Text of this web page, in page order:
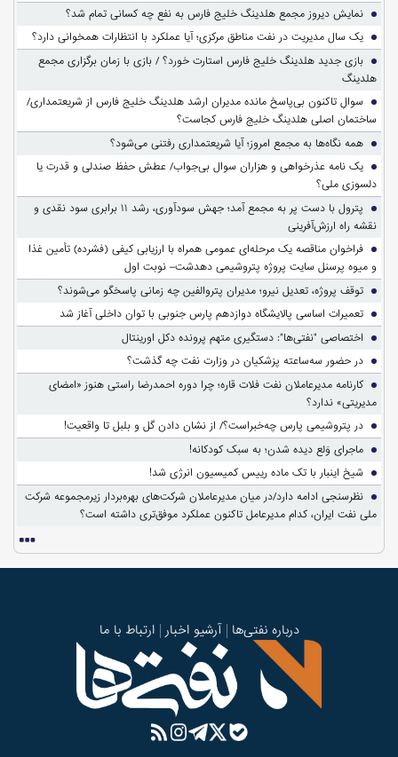
نمایش دیروز مجمع هلدینگ خلیج فارس به نفع چه کسانی تمام شد؟
یک سال مدیریت در نفت مناطق مرکزی؛ آیا عملکرد با انتظارات همخوانی دارد؟
بازی جدید هلدینگ خلیج فارس استارت خورد؟ / بازی با زمان برگزاری مجمع
هلدینگ
سوالِ تاکنون بی‌پاسخ مانده مدیران ارشد هلدینگ خلیج فارس از شریعتمداری/
ساختمان اصلی هلدینگ خلیج فارس کجاست؟
همه نگاه‌ها به مجمع امروز؛ آیا شریعتمداری رفتنی می‌شود؟
یک نامه عذرخواهی و هزاران سوال بی‌جواب/ عطش حفظ صندلی و قدرت یا
دلسوزی ملی؟
پترول با دست پر به مجمع آمد؛ جهش سودآوری، رشد ۱۱ برابری سود نقدی و
نقشه راه ارزش‌آفرینی
فراخوان مناقصه یک مرحله‌ای عمومی همراه با ارزیابی کیفی (فشرده) تأمین غذا
و میوه پرسنل سایت پروژه پتروشیمی دهدشت– نوبت اول
توقف پروژه، تعدیل نیرو؛ مدیران پتروالفین چه زمانی پاسخگو می‌شوند؟
تعمیرات اساسی پالایشگاه دوازدهم پارس جنوبی با توان داخلی آغاز شد
اختصاصی "نفتی‌ها": دستگیری متهم پرونده دکل اورینتال
در حضور سه‌ساعته پزشکیان در وزارت نفت چه گذشت؟
کارنامه مدیرعاملان نفت فلات قاره؛ چرا دوره احمدرضا راستی هنوز «امضای
مدیریتی» ندارد؟
در پتروشیمی پارس چه‌خبراست؟/ از نشان دادن گل و بلبل تا واقعیت!
ماجرای وَلع دیده شدن؛ به سبک کودکانه!
شیخ اینبار با تک ماده رییس کمیسیون انرژی شد!
نظرسنجی ادامه دارد/در میان مدیرعاملان شرکت‌های بهره‌بردار زیرمجموعه شرکت
ملی نفت ایران، کدام مدیرعامل تاکنون عملکرد موفق‌تری داشته است؟
درباره نفتی‌ها آرشیو اخبار ارتباط با ما